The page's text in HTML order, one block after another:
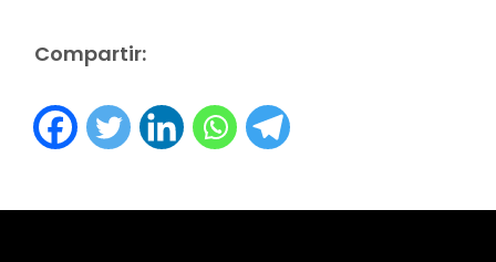
Compartir: